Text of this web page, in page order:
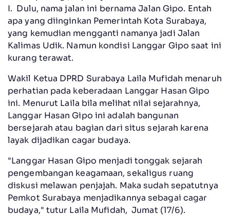
I. Dulu, nama jalan ini bernama Jalan Gipo. Entah
apa yang diinginkan Pemerintah Kota Surabaya,
yang kemudian mengganti namanya jadi Jalan
Kalimas Udik. Namun kondisi Langgar Gipo saat ini
kurang terawat.
Wakil Ketua DPRD Surabaya Laila Mufidah menaruh
perhatian pada keberadaan Langgar Hasan Gipo
ini. Menurut Laila bila melihat nilai sejarahnya,
Langgar Hasan Gipo ini adalah bangunan
bersejarah atau bagian dari situs sejarah karena
layak dijadikan cagar budaya.
"Langgar Hasan Gipo menjadi tonggak sejarah
pengembangan keagamaan, sekaligus ruang
diskusi melawan penjajah. Maka sudah sepatutnya
Pemkot Surabaya menjadikannya sebagai cagar
budaya," tutur Laila Mufidah, Jumat (17/6).